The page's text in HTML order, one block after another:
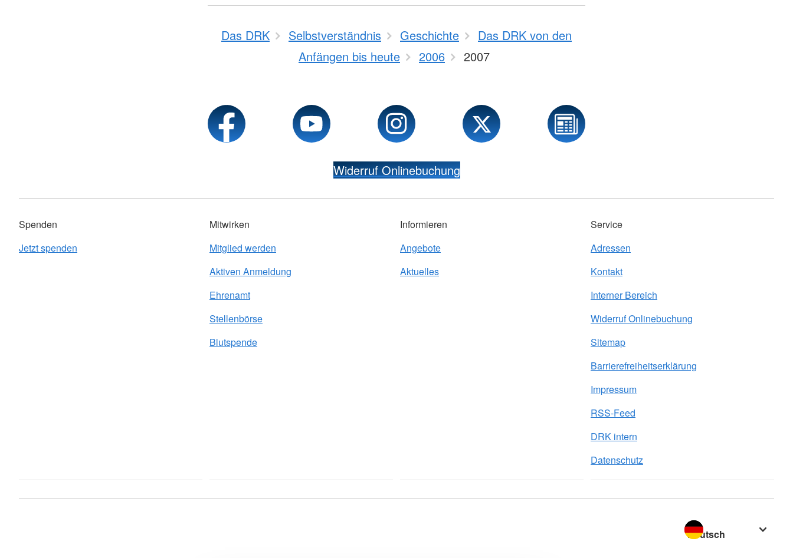
Das DRK Selbstverständnis Geschichte
Das DRK von den
Anfängen bis heute
2006 2007
Widerruf Onlinebuchung
Spenden
Jetzt spenden
Mitwirken
Mitglied werden
Aktiven Anmeldung
Ehrenamt
Stellenbörse
Blutspende
Informieren
Angebote
Aktuelles
Service
Adressen
Kontakt
Interner Bereich
Widerruf Onlinebuchung
Sitemap
Barrierefreiheitserklärung
Impressum
RSS-Feed
DRK intern
Datenschutz
Sprache wechseln zu